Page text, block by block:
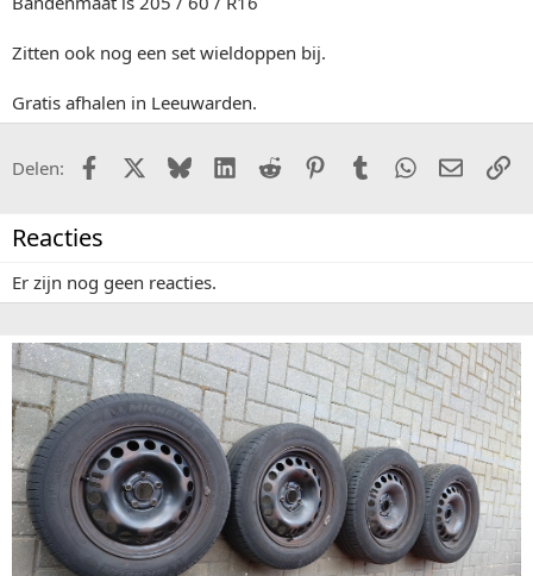
Zitten ook nog een set wieldoppen bij.
Gratis afhalen in Leeuwarden.
Delen: FacebookX (Twitter)
BlueskyLinkedIn
Reddit PinterestTumblr WhatsApp
E-mail
Reacties
Er zijn nog geen reacties.